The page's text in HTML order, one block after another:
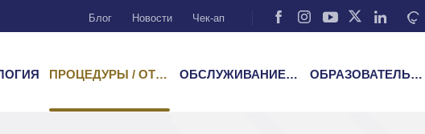
Блог Новости Чек-ап
ПРОЦЕДУРЫ / ОТДЕЛЕНИЯ ОБСЛУЖИВАНИЕ ПАЦИЕНТОВ ОБРАЗОВАТЕЛЬНЫЕ УСЛУГИ